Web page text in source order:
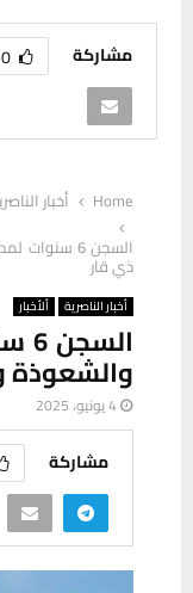
مشاركة 0
Home
أخبار
السجن 6
ذي قار
أخبار الناصرية ألأخبار
والشعوذة
4 يونيو، 2025
مشاركة